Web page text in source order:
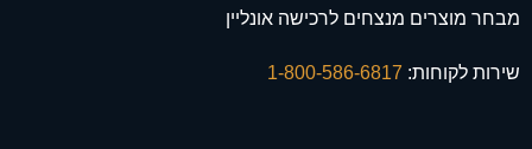
מבחר מוצרים מנצחים לרכישה אונליין
שירות לקוחות: